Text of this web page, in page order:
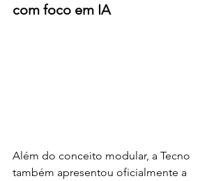
com foco em IA
Além do conceito modular, a Tecno
também apresentou oficialmente a